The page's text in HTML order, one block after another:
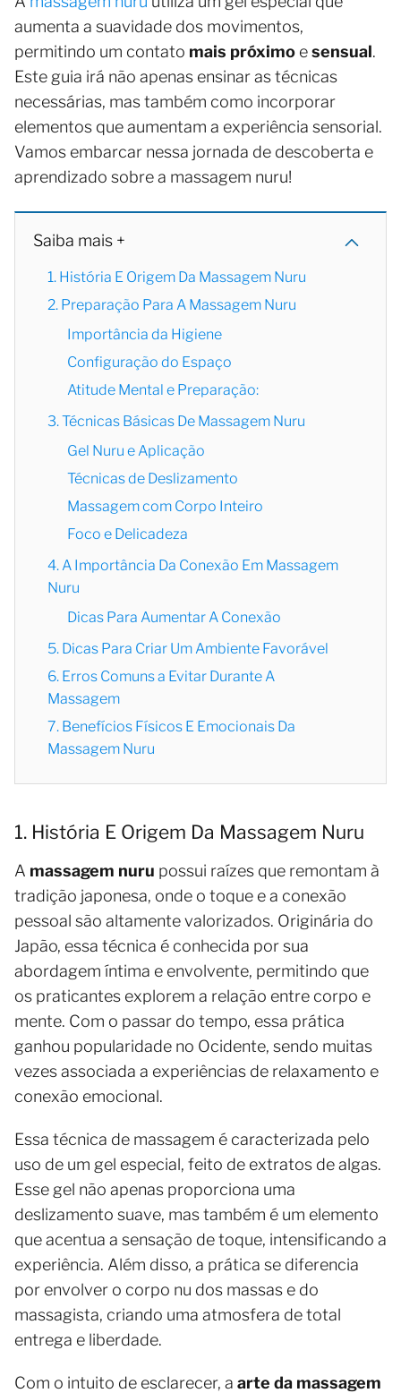
aumenta a suavidade dos movimentos,
permitindo um contato mais próximo esensual.
Este guia irá não apenas ensinar as técnicas
necessárias, mas também como incorporar
elementos que aumentam a experiência sensorial.
Vamos embarcar nessa jornada de descoberta e
aprendizado sobre a massagem nuru!
Saiba mais +
1. História E Origem Da Massagem Nuru
2. Preparação Para A Massagem Nuru
Importância da Higiene
Configuração do Espaço
Atitude Mental e Preparação:
3. Técnicas Básicas De Massagem Nuru
Gel Nuru e Aplicação
Técnicas de Deslizamento
Massagem com Corpo Inteiro
Foco e Delicadeza
4. A Importância Da Conexão Em Massagem
Nuru
Dicas Para Aumentar A Conexão
5. Dicas Para Criar Um Ambiente Favorável
6. Erros Comuns a Evitar Durante A
Massagem
7. Benefícios Físicos E Emocionais Da
Massagem Nuru
1. História E Origem Da Massagem Nuru
A massagem nuru possui raízes que remontam à
tradição japonesa, onde o toque e a conexão
pessoal são altamente valorizados. Originária do
Japão, essa técnica é conhecida por sua
abordagem íntima e envolvente, permitindo que
os praticantes explorem a relação entre corpo e
mente. Com o passar do tempo, essa prática
ganhou popularidade no Ocidente, sendo muitas
vezes associada a experiências de relaxamento e
conexão emocional.
Essa técnica de massagem é caracterizada pelo
uso de um gel especial, feito de extratos de algas.
Esse gel não apenas proporciona uma
deslizamento suave, mas também é um elemento
que acentua a sensação de toque, intensificando a
experiência. Além disso, a prática se diferencia
por envolver o corpo nu dos massas e do
massagista, criando uma atmosfera de total
entrega e liberdade.
Com o intuito de esclarecer, a arte da massagem